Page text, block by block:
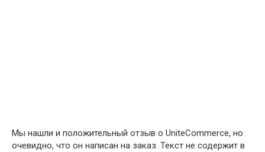
Мы нашли и положительный отзыв о UniteCommerce, но
очевидно, что он написан на заказ. Текст не содержит в